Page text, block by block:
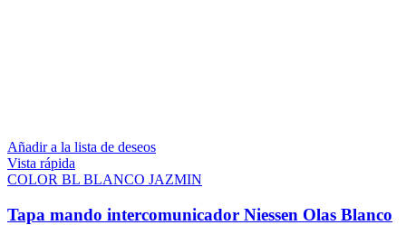
Añadir a la lista de deseos
Vista rápida
COLOR BL BLANCO JAZMIN
Tapa mando intercomunicador Niessen Olas Blanco